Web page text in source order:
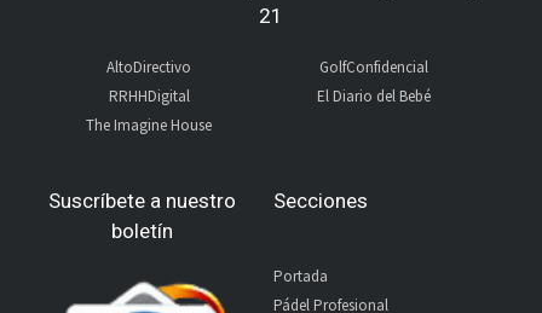
21
AltoDirectivo
RRHHDigital
The Imagine House
GolfConfidencial
El Diario del Bebé
Suscríbete a nuestro
boletín
Secciones
Portada
Pádel Profesional